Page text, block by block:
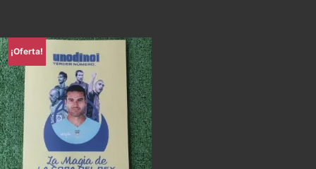
¡Oferta!